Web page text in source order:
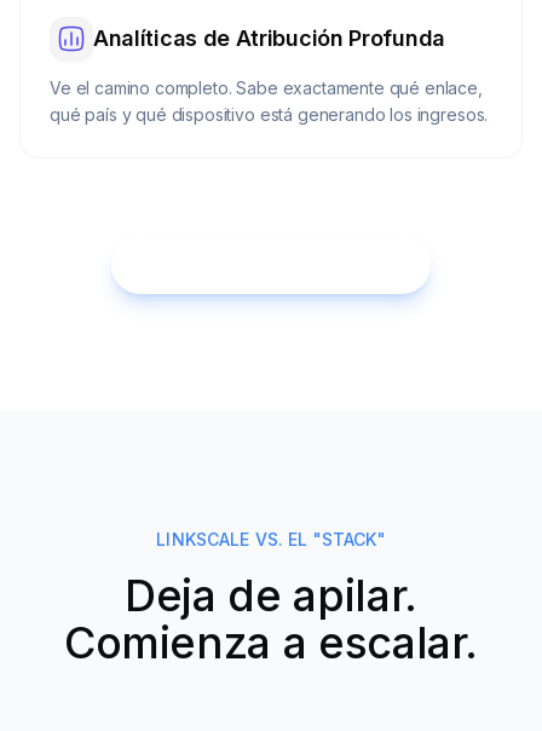
Analíticas de Atribución Profunda
Ve el camino completo. Sabe exactamente qué enlace,
qué país y qué dispositivo está generando los ingresos.
LINKSCALE VS. EL "STACK"
Deja de apilar.
Comienza a escalar.